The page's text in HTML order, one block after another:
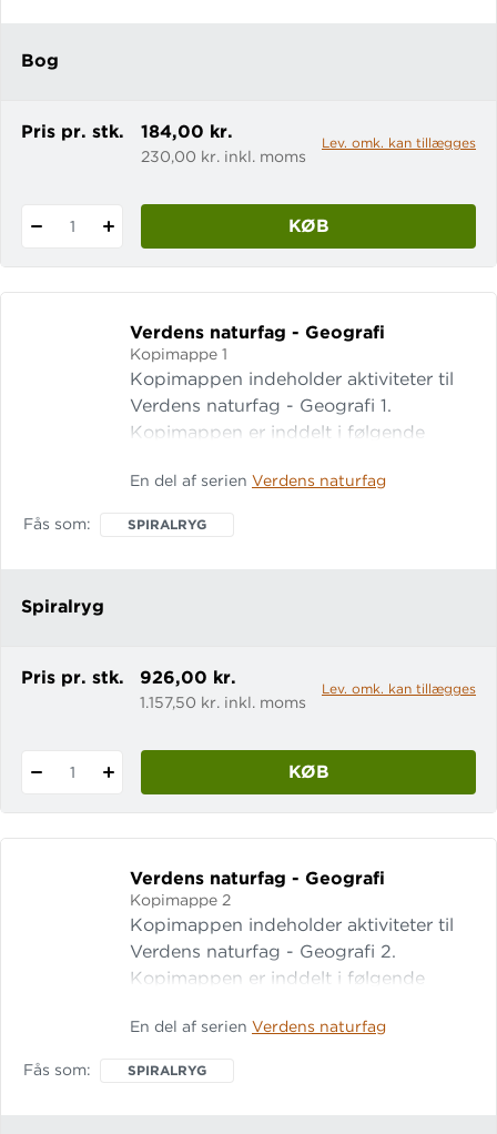
Bog
Pris pr. stk. 184,00 kr.
230,00 kr. inkl. moms
Lev. omk. kan tillægges
1 KØB
Verdens naturfag - Geografi
Kopimappe 1
Kopimappen indeholder aktiviteter til
Verdens naturfag - Geografi 1.
Kopimappen er inddelt i følgende
udvikling Globale mønstre Vejret
En del af serien Verdens naturfag
Fås som SPIRALRYG
Spiralryg
Pris pr. stk. 926,00 kr.
1.157,50 kr. inkl. moms
Lev. omk. kan tillægges
1 KØB
Verdens naturfag - Geografi
Kopimappe 2
Kopimappen indeholder aktiviteter til
Verdens naturfag - Geografi 2.
Kopimappen er inddelt i følgende
Råstoffer Verdens fødevarer Energi
En del af serien Verdens naturfag
Fås som SPIRALRYG